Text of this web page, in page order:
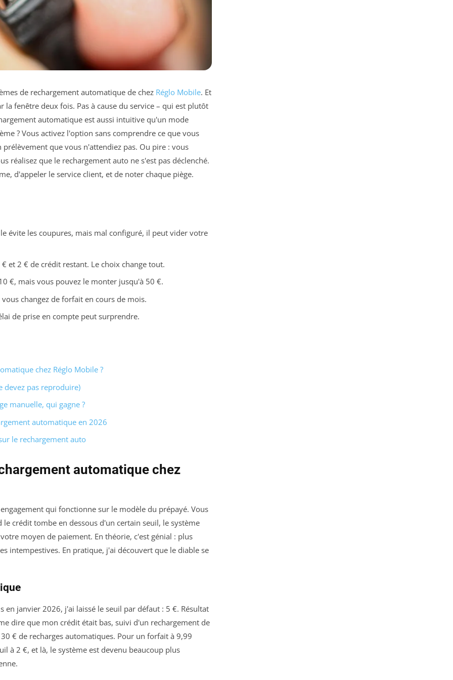
de rechargement automatique de chez Réglo Mobile. Et
fenêtre deux fois. Pas à cause du service – qui est plutôt
automatique est aussi intuitive qu'un mode
? Vous activez l'option sans comprendre ce que vous
que vous n'attendiez pas. Ou pire : vous
réalisez que le rechargement auto ne s'est pas déclenché.
d'appeler le service client, et de noter chaque piège.
évite les coupures, mais mal configuré, il peut vider votre
et 2 € de crédit restant. Le choix change tout.
€, mais vous pouvez le monter jusqu'à 50 €.
changez de forfait en cours de mois.
de prise en compte peut surprendre.
chez Réglo Mobile ?
devez pas reproduire)
manuelle, qui gagne ?
automatique en 2026
le rechargement auto
automatique chez
qui fonctionne sur le modèle du prépayé. Vous
crédit tombe en dessous d'un certain seuil, le système
moyen de paiement. En théorie, c'est génial : plus
intempestives. En pratique, j'ai découvert que le diable se
janvier 2026, j'ai laissé le seuil par défaut : 5 €. Résultat
dire que mon crédit était bas, suivi d'un rechargement de
€ de recharges automatiques. Pour un forfait à 9,99
à 2 €, et là, le système est devenu beaucoup plus